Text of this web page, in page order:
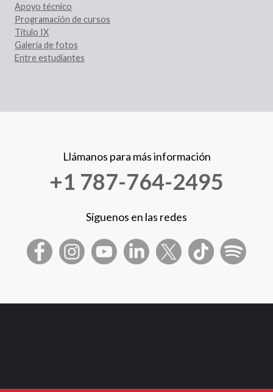
Apoyo técnico
Programación de cursos
Título IX
Galería de fotos
Entre estudiantes
Llámanos para más información
+1 787-764-2495
Síguenos en las redes